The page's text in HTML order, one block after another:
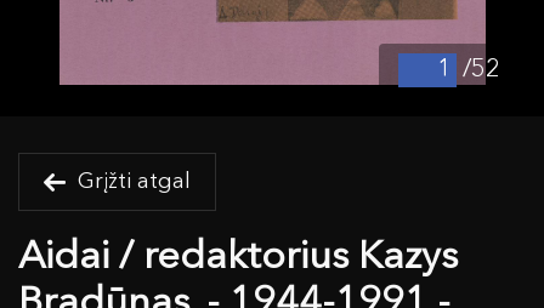
/52
Grįžti atgal
Aidai / redaktorius Kazys